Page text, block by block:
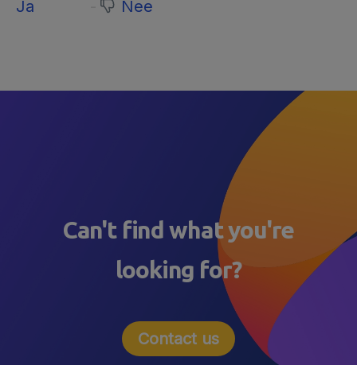
Ja Nee
Can't find what you're
looking for?
Contact us